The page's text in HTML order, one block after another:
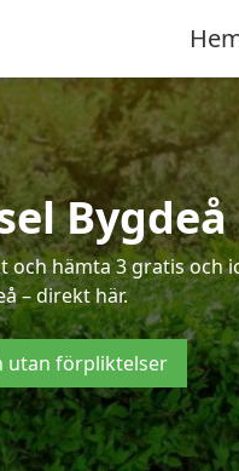
Bygdeå
hämta 3 gratis
– direkt här.
utan förpliktelser